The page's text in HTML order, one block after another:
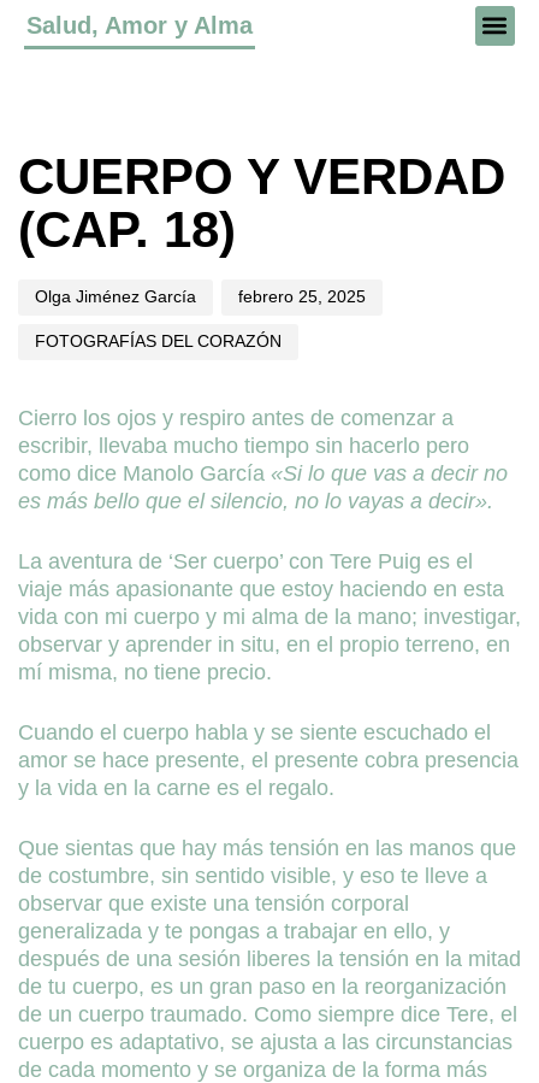
Salud, Amor y Alma
CUERPO Y VERDAD
(CAP. 18)
Olga Jiménez García febrero 25, 2025
FOTOGRAFÍAS DEL CORAZÓN
Cierro los ojos y respiro antes de comenzar a
escribir, llevaba mucho tiempo sin hacerlo pero
como dice Manolo García «Si lo que vas a decir no
es más bello que el silencio, no lo vayas a decir».
La aventura de ‘Ser cuerpo’ con Tere Puig es el
viaje más apasionante que estoy haciendo en esta
vida con mi cuerpo y mi alma de la mano; investigar,
observar y aprender in situ, en el propio terreno, en
mí misma, no tiene precio.
Cuando el cuerpo habla y se siente escuchado el
amor se hace presente, el presente cobra presencia
y la vida en la carne es el regalo.
Que sientas que hay más tensión en las manos que
de costumbre, sin sentido visible, y eso te lleve a
observar que existe una tensión corporal
generalizada y te pongas a trabajar en ello, y
después de una sesión liberes la tensión en la mitad
de tu cuerpo, es un gran paso en la reorganización
de un cuerpo traumado. Como siempre dice Tere, el
cuerpo es adaptativo, se ajusta a las circunstancias
de cada momento y se organiza de la forma más